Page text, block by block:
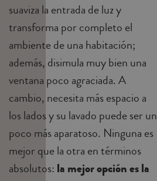
suaviza la entrada de luz y
transforma por completo el
ambiente de una habitación;
además, disimula muy bien una
ventana poco agraciada. A
cambio, necesita más espacio a
los lados y su lavado puede ser un
poco más aparatoso. Ninguna es
mejor que la otra en términos
absolutos: la mejor opción es la